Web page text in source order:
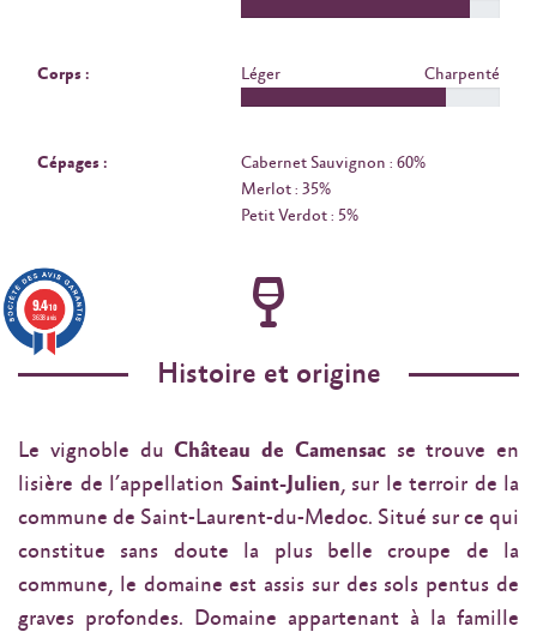
Corps : Léger Charpenté
Cépages :
Cabernet Sauvignon : 60%
Merlot : 35%
Petit Verdot : 5%
Histoire et origine
Le vignoble duChâteau de Camensacse trouve en
lisière de l’appellation Saint-Julien, sur le terroir de la
commune de Saint-Laurent-du-Medoc. Situé sur ce qui
constitue sans doute la plus belle croupe de la
commune, le domaine est assis sur des sols pentus de
graves profondes. Domaine appartenant à la famille
9.4/10
3638 avis